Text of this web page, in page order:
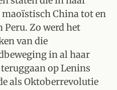
China tot en
Zo werd het
van die
in al haar
op Lenins
als Oktoberrevolutie